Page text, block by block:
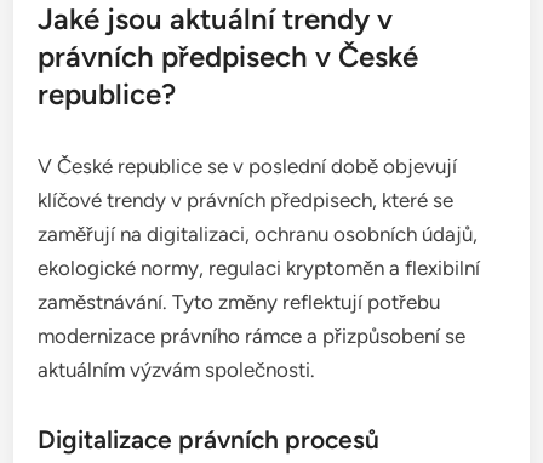
Jaké jsou aktuální trendy v
právních předpisech v České
republice?
V České republice se v poslední době objevují
klíčové trendy v právních předpisech, které se
zaměřují na digitalizaci, ochranu osobních údajů,
ekologické normy, regulaci kryptoměn a flexibilní
zaměstnávání. Tyto změny reflektují potřebu
modernizace právního rámce a přizpůsobení se
aktuálním výzvám společnosti.
Digitalizace právních procesů